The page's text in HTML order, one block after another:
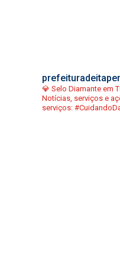
💎 Selo Diamante em
Notícias, serviços e
serviços: